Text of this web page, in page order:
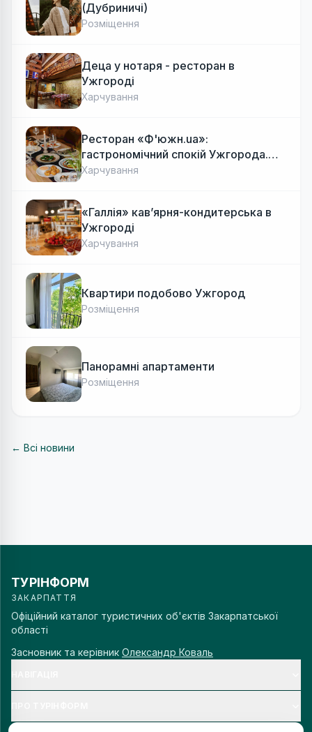
(Дубриничі)
Розміщення
Деца у нотаря - ресторан в
Ужгороді
Харчування
Ресторан «Ф'южн.ua»:
гастрономічний спокій Ужгорода.
Авторська локальна кухня, затишок
Харчування
«Галлія» кав’ярня-кондитерська в
Ужгороді
Харчування
Квартири подобово Ужгород
Розміщення
Панорамні апартаменти
Розміщення
← Всі новини
ТУРІНФОРМ
ЗАКАРПАТТЯ
Офіційний каталог туристичних об'єктів Закарпатської
області
Засновник та керівник Олександр Коваль